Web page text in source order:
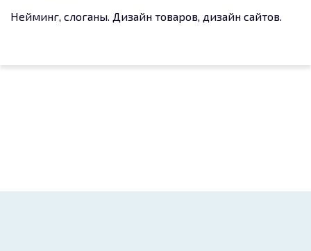
Нейминг, слоганы. Дизайн товаров, дизайн сайтов.